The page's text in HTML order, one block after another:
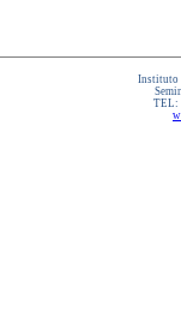
Instituto
TEL: